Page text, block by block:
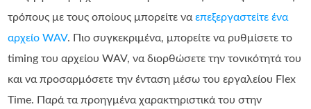
τρόπους με τους οποίους μπορείτε ναεπεξεργαστείτε ένα
αρχείο WAV. Πιο συγκεκριμένα, μπορείτε να ρυθμίσετε το
timing του αρχείου WAV, να διορθώσετε την τονικότητά του
και να προσαρμόσετε την ένταση μέσω του εργαλείου Flex
Time. Παρά τα προηγμένα χαρακτηριστικά του στην